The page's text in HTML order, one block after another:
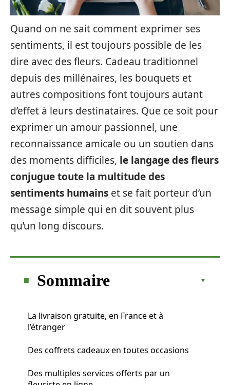
Quand on ne sait comment exprimer ses
sentiments, il est toujours possible de les
dire avec des fleurs. Cadeau traditionnel
depuis des millénaires, les bouquets et
autres compositions font toujours autant
d’effet à leurs destinataires. Que ce soit pour
exprimer un amour passionnel, une
reconnaissance amicale ou un soutien dans
des moments difficiles, le langage des fleurs
conjugue toute la multitude des
sentiments humains et se fait porteur d’un
message simple qui en dit souvent plus
qu’un long discours.
Sommaire
La livraison gratuite, en France et à
l’étranger
Des coffrets cadeaux en toutes occasions
Des multiples services offerts par un